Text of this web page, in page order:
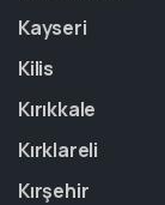
Kayseri
Kilis
Kırıkkale
Kırklareli
Kırşehir